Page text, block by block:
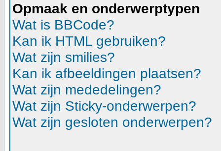
Opmaak en onderwerptypen
Wat is BBCode?
Kan ik HTML gebruiken?
Wat zijn smilies?
Kan ik afbeeldingen plaatsen?
Wat zijn mededelingen?
Wat zijn Sticky-onderwerpen?
Wat zijn gesloten onderwerpen?